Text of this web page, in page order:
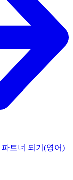
파트너 되기(영어)